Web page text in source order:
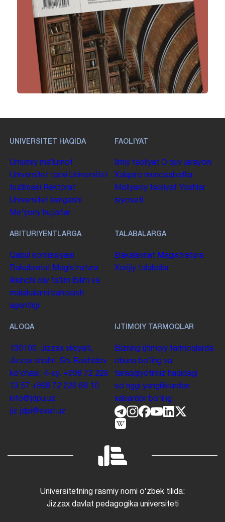
UNIVERSITET HAQIDA
Umumiy maʼlumot
Universitet tarixi Universitet
tuzilmasi
Rektorat
Universitet kengashi
Me'yoriy hujjatlar
FAOLIYAT
Ilmiy faoliyat Oʻquv jarayoni
Xalqaro munosabatlar
Moliyaviy faoliyat Yoshlar
siyosati
ABITURIYENTLARGA
Qabul komissiyasi
Bakalavriat Magistratura
Ikkinchi oliy taʼlim Bilim va
malakalarni baholash
agentligi
TALABALARGA
Bakalavriat Magistratura
Xorijiy talabalar
ALOQA
130100. Jizzax viloyati,
Jizzax shahri, Sh. Rashidov
koʻchasi, 4-uy. +998 72 226
13 57 +998 72 226 68 10
info@jdpu.uz
jiz.jdpi@exat.uz
IJTIMOIY TARMOQLAR
Bizning ijtimoiy tarmoqlarda
obuna boʻling va
taraqqiyotimiz haqidagi
soʻnggi yangiliklardan
xabardor boʻling.
Universitetning rasmiy nomi oʻzbek tilida:
Jizzax davlat pedagogika universiteti